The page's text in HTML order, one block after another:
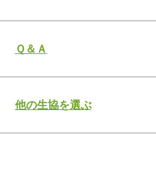
Ｑ＆Ａ
他の生協を選ぶ